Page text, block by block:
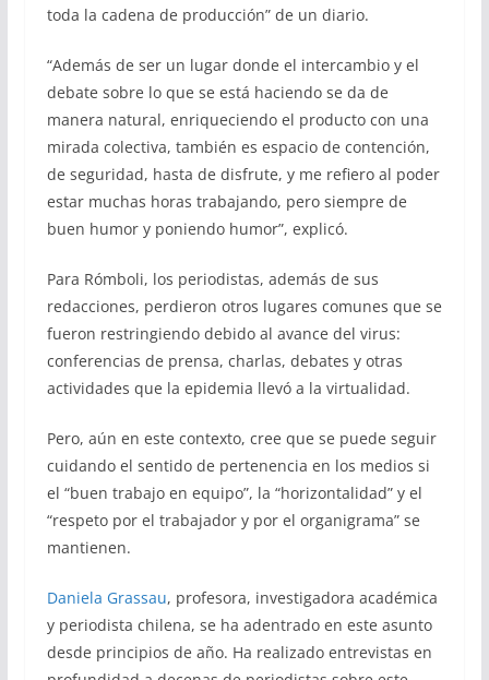
toda la cadena de producción” de un diario.
“Además de ser un lugar donde el intercambio y el
debate sobre lo que se está haciendo se da de
manera natural, enriqueciendo el producto con una
mirada colectiva, también es espacio de contención,
de seguridad, hasta de disfrute, y me refiero al poder
estar muchas horas trabajando, pero siempre de
buen humor y poniendo humor”, explicó.
Para Rómboli, los periodistas, además de sus
redacciones, perdieron otros lugares comunes que se
fueron restringiendo debido al avance del virus:
conferencias de prensa, charlas, debates y otras
actividades que la epidemia llevó a la virtualidad.
Pero, aún en este contexto, cree que se puede seguir
cuidando el sentido de pertenencia en los medios si
el “buen trabajo en equipo”, la “horizontalidad” y el
“respeto por el trabajador y por el organigrama” se
mantienen.
Daniela Grassau, profesora, investigadora académica
y periodista chilena, se ha adentrado en este asunto
desde principios de año. Ha realizado entrevistas en